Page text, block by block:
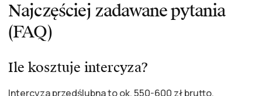
Najczęściej zadawane pytania
(FAQ)
Ile kosztuje intercyza?
Intercyza przedślubna to ok. 550-600 zł brutto.